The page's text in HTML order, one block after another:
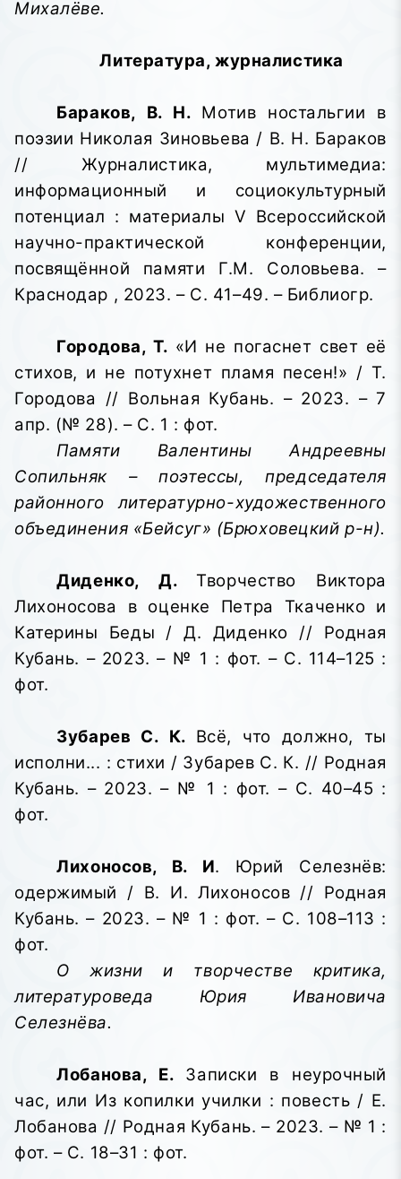
Михалёве.
Литература, журналистика
Бараков, В. Н. Мотив ностальгии в
поэзии Николая Зиновьева / В. Н. Бараков
// Журналистика, мультимедиа:
информационный и социокультурный
потенциал : материалы V Всероссийской
научно-практической конференции,
посвящённой памяти Г.М. Соловьева. –
Краснодар , 2023. – С. 41–49. – Библиогр.
Городова, Т. «И не погаснет свет её
стихов, и не потухнет пламя песен!» / Т.
Городова // Вольная Кубань. – 2023. – 7
апр. (№ 28). – С. 1 : фот.
Памяти Валентины Андреевны
Сопильняк – поэтессы, председателя
районного литературно-художественного
объединения «Бейсуг» (Брюховецкий р-н).
Диденко, Д.Творчество Виктора
Лихоносова в оценке Петра Ткаченко и
Катерины Беды / Д. Диденко // Родная
Кубань. – 2023. – № 1 : фот. – С. 114–125 :
фот.
Зубарев С. К. Всё, что должно, ты
исполни... : стихи / Зубарев С. К. // Родная
Кубань. – 2023. – № 1 : фот. – С. 40–45 :
фот.
Лихоносов, В. И. Юрий Селезнёв:
одержимый / В. И. Лихоносов // Родная
Кубань. – 2023. – № 1 : фот. – С. 108–113 :
фот.
О жизни и творчестве критика,
литературоведа Юрия Ивановича
Селезнёва.
Лобанова, Е. Записки в неурочный
час, или Из копилки училки : повесть / Е.
Лобанова // Родная Кубань. – 2023. – № 1 :
фот. – С. 18–31 : фот.